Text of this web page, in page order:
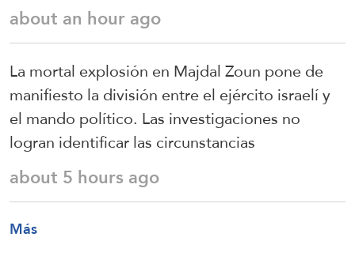
about an hour ago
La mortal explosión en Majdal Zoun pone de
manifiesto la división entre el ejército israelí y
el mando político. Las investigaciones no
logran identificar las circunstancias
about 5 hours ago
Más